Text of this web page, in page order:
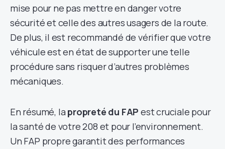
mise pour ne pas mettre en danger votre
sécurité et celle des autres usagers de la route.
De plus, il est recommandé de vérifier que votre
véhicule est en état de supporter une telle
procédure sans risquer d’autres problèmes
mécaniques.
En résumé, la propreté du FAP est cruciale pour
la santé de votre 208 et pour l’environnement.
Un FAP propre garantit des performances